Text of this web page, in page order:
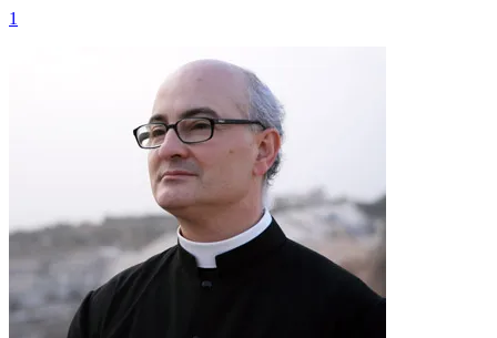
1